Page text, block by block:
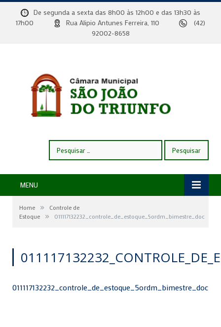
De segunda a sexta das 8h00 às 12h00 e das 13h30 às
17h00
Rua Alipio Antunes Ferreira, 110
(42)
92002-8658
por:
MENU
Home »
Controle de
Estoque
» 011117132232_controle_de_estoque_5ordm_bimestre_doc
011117132232_controle_de_estoque_5ordm_bimestre_doc